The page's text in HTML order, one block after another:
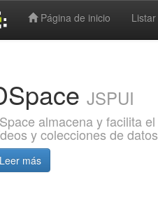
Página de inicio Listar
JSPUI
almacena y facilita
y colecciones de
Leer más